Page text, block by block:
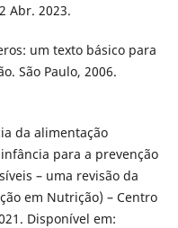
Abr. 2023.
um texto básico para
São Paulo, 2006.
da alimentação
para a prevenção
– uma revisão da
em Nutrição) – Centro
Disponível em: